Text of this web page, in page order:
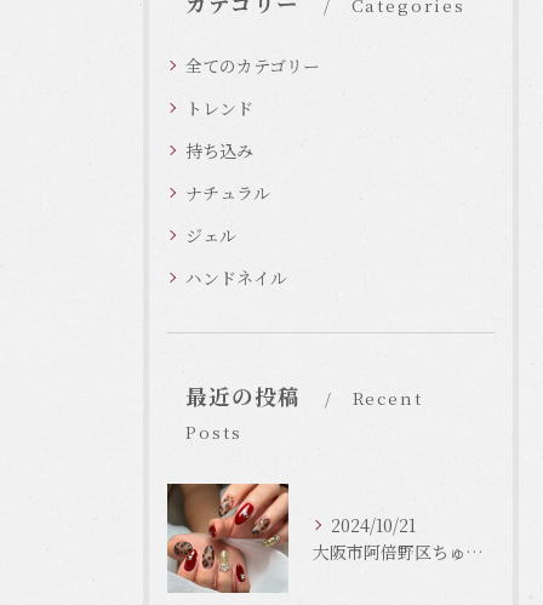
Categories
全てのカテゴリー
トレンド
持ち込み
ナチュラル
ジェル
ハンドネイル
最近の投稿
Recent
Posts
2024/10/21
大阪市阿倍野区ちゅるんネイルはLinonail